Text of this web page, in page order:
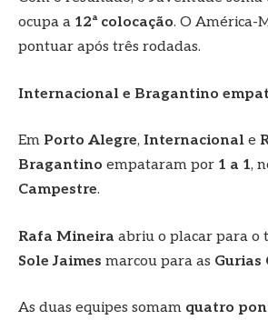
ocupa a 12ª colocação. O América-
pontuar após três rodadas.
Internacional e Bragantino
Em Porto Alegre, Internacional e
Bragantino empataram por 1 a 1,
Campestre.
Rafa Mineira abriu o placar para o
Sole Jaimes marcou para as Gurias
As duas equipes somam quatro